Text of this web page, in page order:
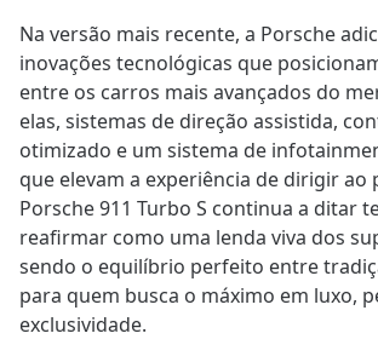
Na versão mais recente, a Porsche
inovações tecnológicas que
entre os carros mais avançados do
elas, sistemas de direção assistida,
otimizado e um sistema de
que elevam a experiência de dirigir ao
Porsche 911 Turbo S continua a ditar
reafirmar como uma lenda viva dos
sendo o equilíbrio perfeito entre
para quem busca o máximo em luxo,
exclusividade.